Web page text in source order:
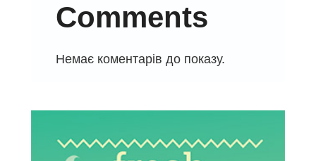
Comments
Немає коментарів до показу.